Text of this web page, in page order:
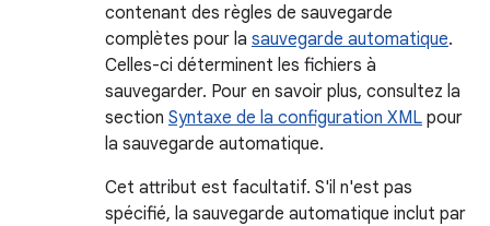
contenant des règles de sauvegarde
complètes pour la sauvegarde automatique.
Celles-ci déterminent les fichiers à
sauvegarder. Pour en savoir plus, consultez la
section Syntaxe de la configuration XML pour
la sauvegarde automatique.
Cet attribut est facultatif. S'il n'est pas
spécifié, la sauvegarde automatique inclut par